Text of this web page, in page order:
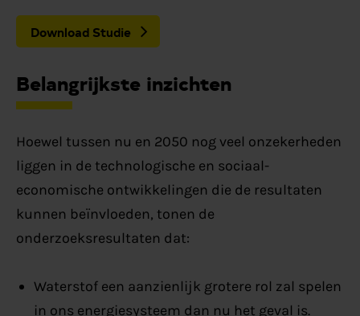
Download Studie
Belangrijkste inzichten
Hoewel tussen nu en 2050 nog veel onzekerheden
liggen in de technologische en sociaal-
economische ontwikkelingen die de resultaten
kunnen beïnvloeden, tonen de
onderzoeksresultaten dat:
Waterstof een aanzienlijk grotere rol zal spelen
in ons energiesysteem dan nu het geval is.